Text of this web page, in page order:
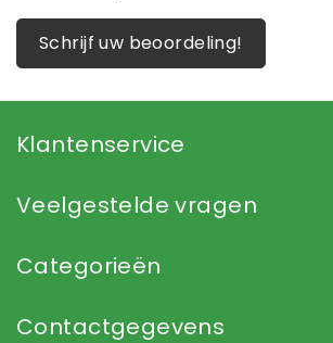
Schrijf uw beoordeling!
Klantenservice
Veelgestelde vragen
Categorieën
Contactgegevens